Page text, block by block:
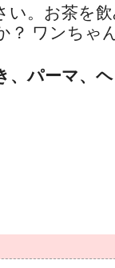
い。お茶を
？ ワンちゃ
、パーマ、